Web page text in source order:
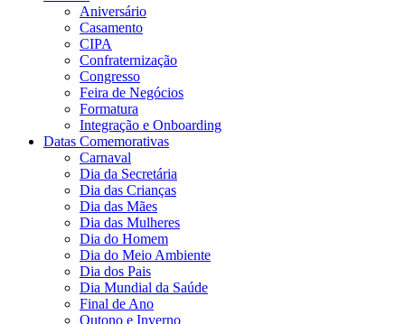
Aniversário
Casamento
CIPA
Confraternização
Congresso
Feira de Negócios
Formatura
Integração e Onboarding
Datas Comemorativas
Carnaval
Dia da Secretária
Dia das Crianças
Dia das Mães
Dia das Mulheres
Dia do Homem
Dia do Meio Ambiente
Dia dos Pais
Dia Mundial da Saúde
Final de Ano
Outono e Inverno